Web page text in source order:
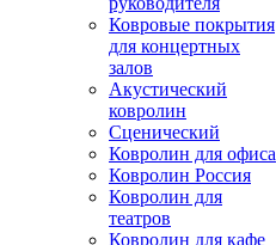
Ковровые покрытия
для концертных
залов
Акустический
ковролин
Сценический
Ковролин для офиса
Ковролин Россия
Ковролин для
театров
Ковролин для кафе